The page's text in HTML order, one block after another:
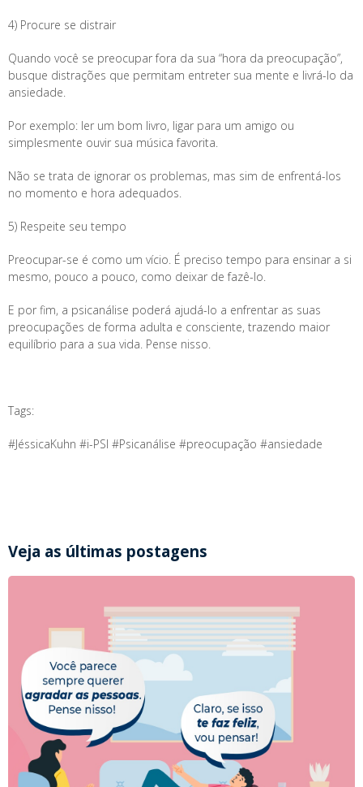
4) Procure se distrair
Quando você se preocupar fora da sua “hora da preocupação”,
busque distrações que permitam entreter sua mente e livrá-lo da
ansiedade.
Por exemplo: ler um bom livro, ligar para um amigo ou
simplesmente ouvir sua música favorita.
Não se trata de ignorar os problemas, mas sim de enfrentá-los
no momento e hora adequados.
5) Respeite seu tempo
Preocupar-se é como um vício. É preciso tempo para ensinar a si
mesmo, pouco a pouco, como deixar de fazê-lo.
E por fim, a psicanálise poderá ajudá-lo a enfrentar as suas
preocupações de forma adulta e consciente, trazendo maior
equilíbrio para a sua vida. Pense nisso.
Tags:
#JéssicaKuhn #i-PSI #Psicanálise #preocupação #ansiedade
Veja as últimas postagens